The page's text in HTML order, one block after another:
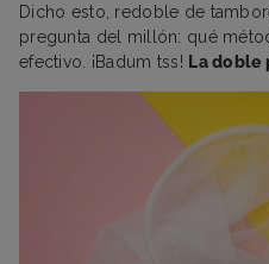
Dicho esto, redoble de
pregunta del millón: qué
efectivo. ¡Badum tss! La